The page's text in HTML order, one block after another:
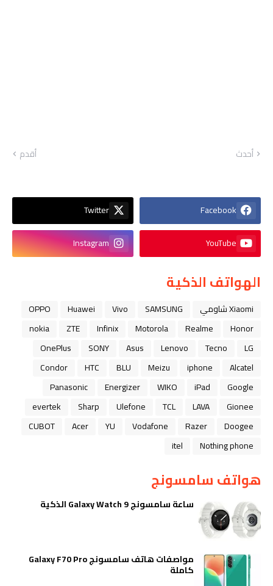
أحدث أقدم
Facebook
Twitter
YouTube
Instagram
الهواتف الذكية
Xiaomi شاومي SAMSUNG
Vivo
Huawei
OPPO
Honor
Realme
Motorola
Infinix
ZTE
nokia
LG
Tecno
Lenovo
Asus
SONY
OnePlus
Alcatel
iphone
Meizu
BLU
HTC
Condor
Google
iPad
WIKO
Energizer
Panasonic
Gionee
LAVA
TCL
Ulefone
Sharp
evertek
Doogee
Razer
Vodafone
YU
Acer
CUBOT
Nothing phone
itel
هواتف سامسونج
ساعة سامسونج Galaxy Watch 9 الذكية
مواصفات هاتف سامسونج Galaxy F70 Pro
كاملة